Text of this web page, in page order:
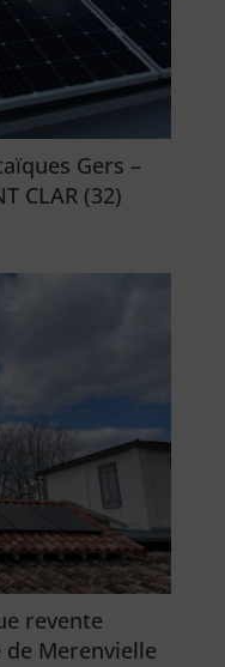
Gers –
CLAR (32)
revente
Merenvielle